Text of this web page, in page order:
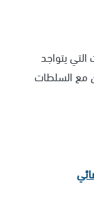
يتواجد
مع السلطات